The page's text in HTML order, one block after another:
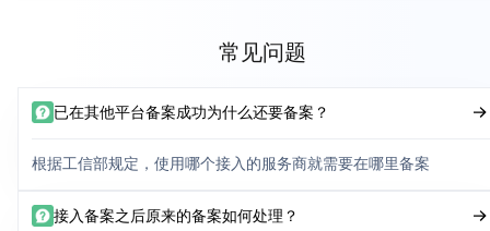
常见问题
已在其他平台备案成功为什么还要备案？
根据工信部规定，使用哪个接入的服务商就需要在哪里备案
接入备案之后原来的备案如何处理？